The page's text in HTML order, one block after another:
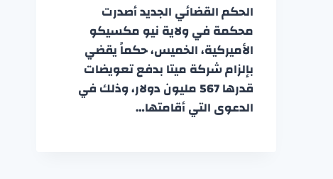
الحكم القضائي الجديد أصدرت
محكمة في ولاية نيو مكسيكو
الأميركية، الخميس، حكماً يقضي
بإلزام شركة ميتا بدفع تعويضات
قدرها 567 مليون دولار، وذلك في
الدعوى التي أقامتها…